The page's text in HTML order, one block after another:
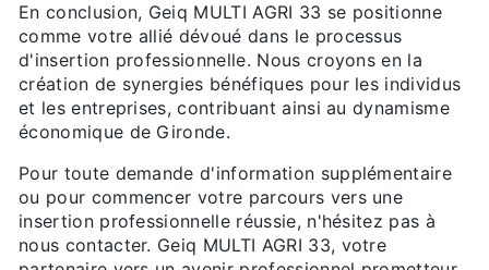
En conclusion, Geiq MULTI AGRI 33 se positionne
comme votre allié dévoué dans le processus
d'insertion professionnelle. Nous croyons en la
création de synergies bénéfiques pour les individus
et les entreprises, contribuant ainsi au dynamisme
économique de Gironde.
Pour toute demande d'information supplémentaire
ou pour commencer votre parcours vers une
insertion professionnelle réussie, n'hésitez pas à
nous contacter. Geiq MULTI AGRI 33, votre